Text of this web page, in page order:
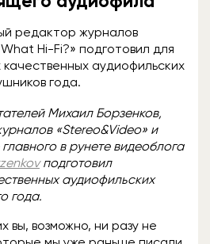
редактор журналов
Hi-Fi?» подготовил для
аудиофильских
года.
Михаил Борзенков,
«Stereo&Video» и
в рунете видеоблога
подготовил
аудиофильских
года.
вы, возможно, ни разу не